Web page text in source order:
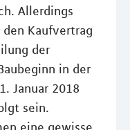
Allerdings
Kaufvertrag
der
in der
Januar 2018
sein.